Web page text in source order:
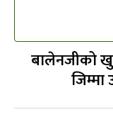
बालेनजीको
जिम्मा